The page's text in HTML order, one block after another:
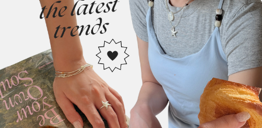
👉🏻顯示「現貨」之商品即3日內發貨
👉🏻顯示「預購」，即需等待3-7個工作天（不含假日）
送貨及付款方式